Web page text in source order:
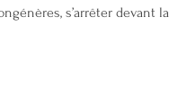
s’arrêter devant la